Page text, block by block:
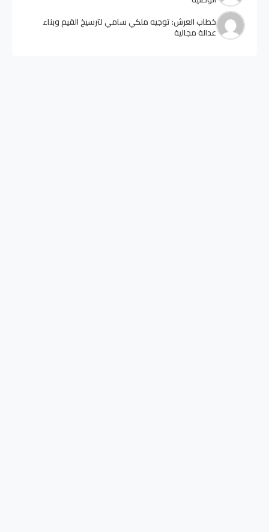
خطاب العرش: توجيه ملكي سامي لترسيخ القيم وبناء
عدالة مجالية